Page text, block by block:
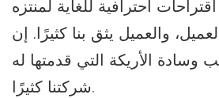
احترافية للغاية لمنتزه
والعميل يثق بنا كثيرًا. إن
وسادة الأريكة التي قدمتها له
شركتنا كثيرًا.